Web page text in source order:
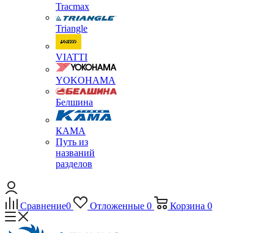
Tracmax
Triangle
VIATTI
YOKOHAMA
Белшина
КАМА
Путь из
названий
разделов
Сравнение0 Отложенные 0 Корзина 0